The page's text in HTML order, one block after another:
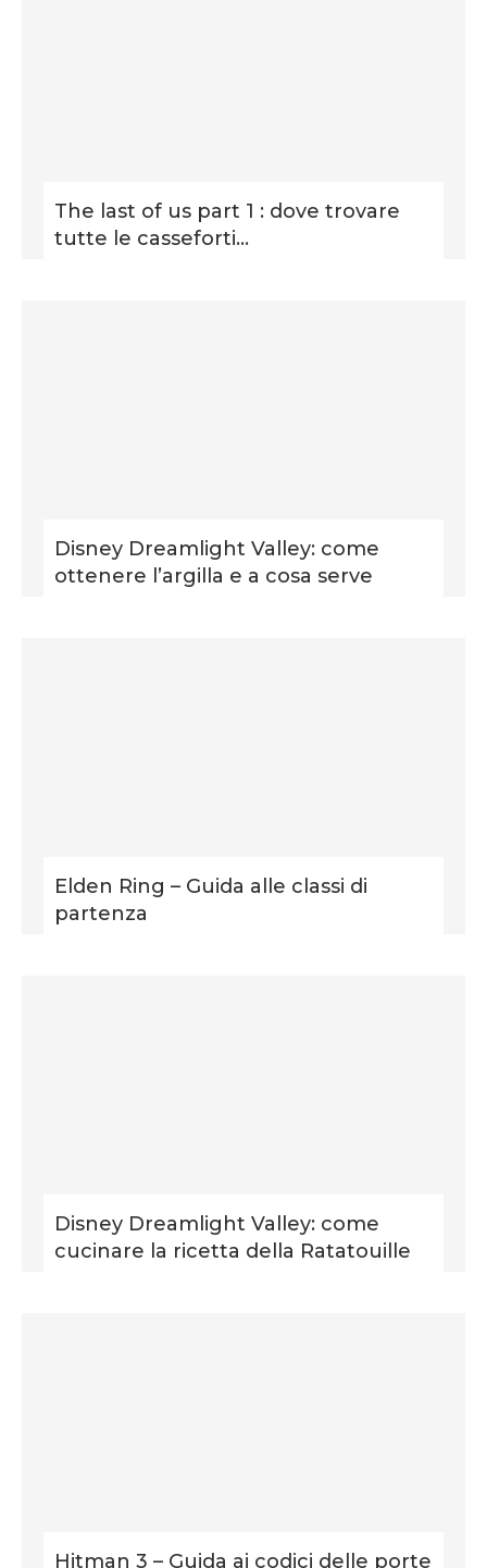
The last of us part 1 : dove trovare
tutte le casseforti...
Disney Dreamlight Valley: come
ottenere l’argilla e a cosa serve
Elden Ring – Guida alle classi di
partenza
Disney Dreamlight Valley: come
cucinare la ricetta della Ratatouille
Hitman 3 – Guida ai codici delle porte